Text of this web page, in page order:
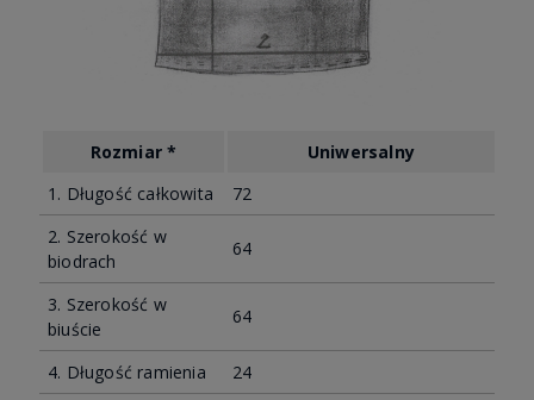
Rozmiar *
Uniwersalny
1. Długość całkowita
72
2. Szerokość w
biodrach
64
3. Szerokość w
biuście
64
4. Długość ramienia
24